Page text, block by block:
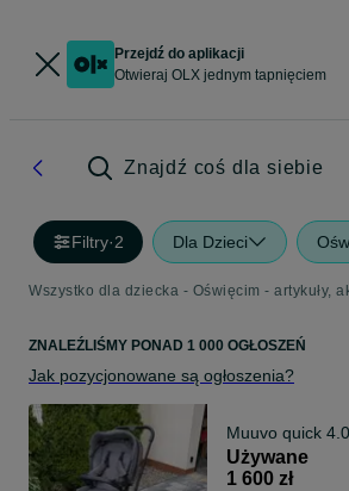
Przejdź do aplikacji
Otwieraj OLX jednym tapnięciem
Znajdź coś dla siebie
Filtry·2 Dla Dzieci
ZNALEŹLIŚMY PONAD 1 000 OGŁOSZEŃ
Jak pozycjonowane są ogłoszenia?
Muuvo quick
Używane
1 600 zł